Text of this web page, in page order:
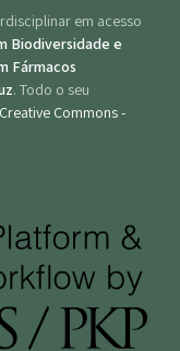
em acesso
Biodiversidade e
Fármacos
. Todo o seu
Creative Commons -